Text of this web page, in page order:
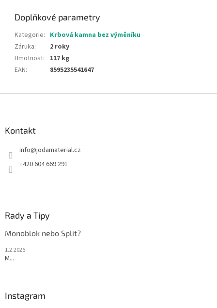
Doplňkové parametry
Kategorie: Krbová kamna bez výměníku
Záruka:
2 roky
Hmotnost:
117 kg
EAN: 8595235541647
Kontakt
info@jodamaterial.cz
+420 604 669 291
Rady a Tipy
Monoblok nebo Split?
1.2.2026
M...
Instagram